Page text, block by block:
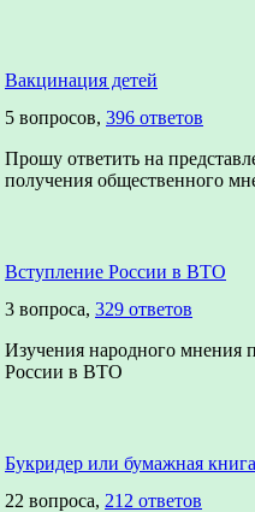
Вакцинация детей
5 вопросов, 396 ответов
Прошу ответить на
получения общественного
Вступление России в ВТО
3 вопроса, 329 ответов
Изучения народного мнения
России в ВТО
Букридер или бумажная
22 вопроса, 212 ответов